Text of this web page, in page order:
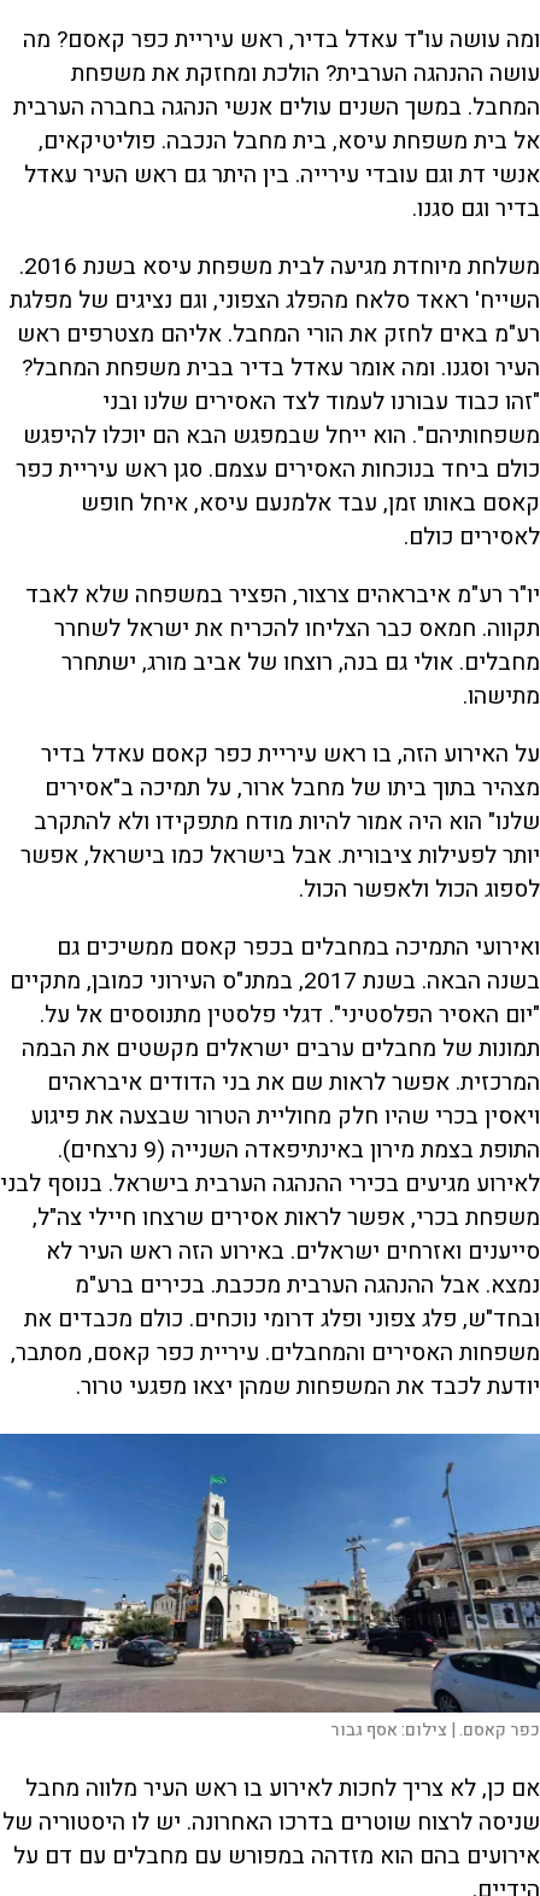
ומה עושה עו"ד עאדל בדיר, ראש עיריית כפר קאסם? מה
עושה ההנהגה הערבית? הולכת ומחזקת את משפחת
המחבל. במשך השנים עולים אנשי הנהגה בחברה הערבית
אל בית משפחת עיסא, בית מחבל הנכבה. פוליטיקאים,
אנשי דת וגם עובדי עירייה. בין היתר גם ראש העיר עאדל
בדיר וגם סגנו.
משלחת מיוחדת מגיעה לבית משפחת עיסא בשנת 2016.
השייח' ראאד סלאח מהפלג הצפוני, וגם נציגים של מפלגת
רע"מ באים לחזק את הורי המחבל. אליהם מצטרפים ראש
העיר וסגנו. ומה אומר עאדל בדיר בבית משפחת המחבל?
"זהו כבוד עבורנו לעמוד לצד האסירים שלנו ובני
משפחותיהם". הוא ייחל שבמפגש הבא הם יוכלו להיפגש
כולם ביחד בנוכחות האסירים עצמם. סגן ראש עיריית כפר
קאסם באותו זמן, עבד אלמנעם עיסא, איחל חופש
לאסירים כולם.
יו"ר רע"מ איבראהים צרצור, הפציר במשפחה שלא לאבד
תקווה. חמאס כבר הצליחו להכריח את ישראל לשחרר
מחבלים. אולי גם בנה, רוצחו של אביב מורג, ישתחרר
מתישהו.
על האירוע הזה, בו ראש עיריית כפר קאסם עאדל בדיר
מצהיר בתוך ביתו של מחבל ארור, על תמיכה ב"אסירים
שלנו" הוא היה אמור להיות מודח מתפקידו ולא להתקרב
יותר לפעילות ציבורית. אבל בישראל כמו בישראל, אפשר
לספוג הכול ולאפשר הכול.
ואירועי התמיכה במחבלים בכפר קאסם ממשיכים גם
בשנה הבאה. בשנת 2017, במתנ"ס העירוני כמובן, מתקיים
"יום האסיר הפלסטיני". דגלי פלסטין מתנוססים אל על.
תמונות של מחבלים ערבים ישראלים מקשטים את הבמה
המרכזית. אפשר לראות שם את בני הדודים איבראהים
ויאסין בכרי שהיו חלק מחוליית הטרור שבצעה את פיגוע
התופת בצמת מירון באינתיפאדה השנייה (9 נרצחים).
לאירוע מגיעים בכירי ההנהגה הערבית בישראל. בנוסף לבני
משפחת בכרי, אפשר לראות אסירים שרצחו חיילי צה"ל,
סייענים ואזרחים ישראלים. באירוע הזה ראש העיר לא
נמצא. אבל ההנהגה הערבית מככבת. בכירים ברע"מ
ובחד"ש, פלג צפוני ופלג דרומי נוכחים. כולם מכבדים את
משפחות האסירים והמחבלים. עיריית כפר קאסם, מסתבר,
יודעת לכבד את המשפחות שמהן יצאו מפגעי טרור.
כפר קאסם. | צילום:אסף גבור
אם כן, לא צריך לחכות לאירוע בו ראש העיר מלווה מחבל
שניסה לרצוח שוטרים בדרכו האחרונה. יש לו היסטוריה של
אירועים בהם הוא מזדהה במפורש עם מחבלים עם דם על